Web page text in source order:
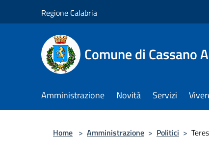
Regione Calabria
Comune di Cassano
Amministrazione Novità Servizi
Home > Amministrazione > Politici >